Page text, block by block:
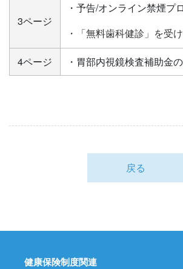
3ページ
・予告/オンライン禁煙プ
・「無料歯科健診」を受
4ページ ・胃部内視鏡検査補助金
戻る
健康保険制度関連